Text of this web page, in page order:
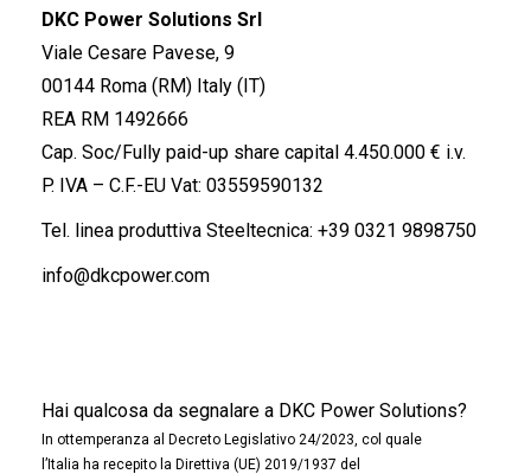
DKC Power Solutions Srl
Viale Cesare Pavese, 9
00144 Roma (RM) Italy (IT)
REA RM 1492666
Cap. Soc/Fully paid-up share capital 4.450.000 € i.v.
P. IVA – C.F.-EU Vat: 03559590132
Tel. linea produttiva Steeltecnica: +39 0321 9898750
info@dkcpower.com
Hai qualcosa da segnalare a DKC Power Solutions?
In ottemperanza al Decreto Legislativo 24/2023, col quale
l’Italia ha recepito la Direttiva (UE) 2019/1937 del